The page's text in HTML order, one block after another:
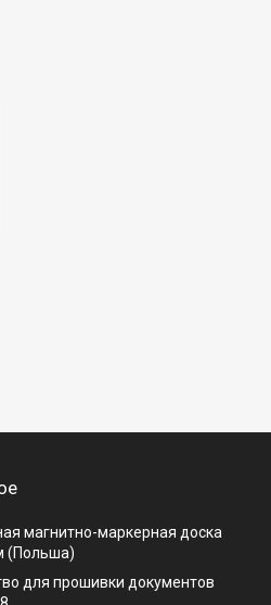
магнитно-маркерная доска
(Польша)
для прошивки документов